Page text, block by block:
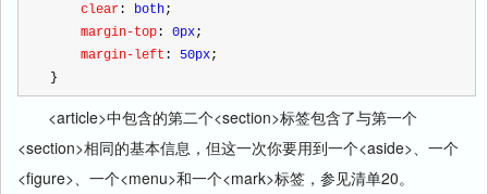
    clear
: both;
    margin-top
: 0px;
    margin-left
: 50px;
}
<article>中包含的第二个<section>标签包含了与第一个
<section>相同的基本信息，但这一次你要用到一个<aside>、一个
<figure>、一个<menu>和一个<mark>标签，参见清单20。